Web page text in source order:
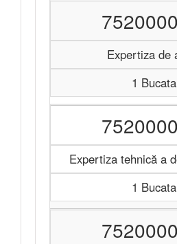
Expertiza de
1 Bucata
Expertiza tehnică a
1 Bucata